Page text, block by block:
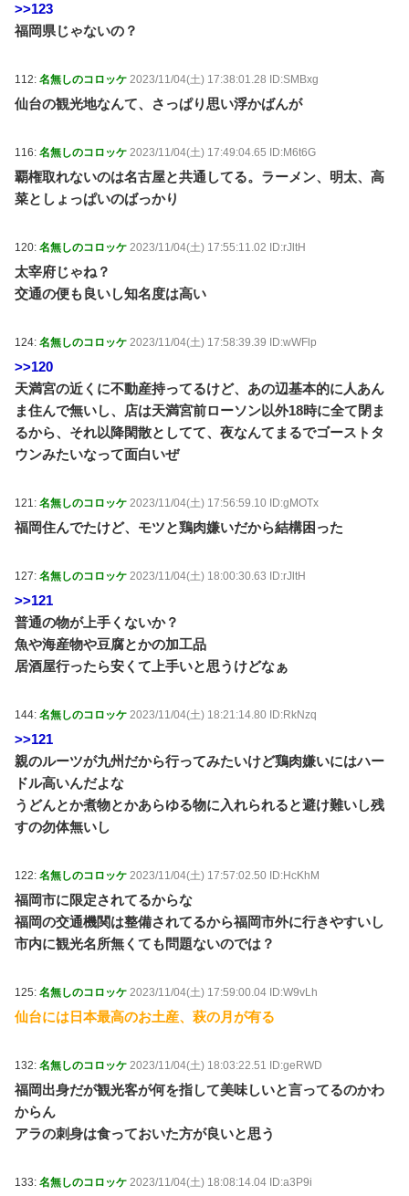
>>123
福岡県じゃないの？
112: 名無しのコロッケ 2023/11/04(土) 17:38:01.28 ID:SMBxg
仙台の観光地なんて、さっぱり思い浮かばんが
116: 名無しのコロッケ 2023/11/04(土) 17:49:04.65 ID:M6t6G
覇権取れないのは名古屋と共通してる。ラーメン、明太、高
菜としょっぱいのばっかり
120: 名無しのコロッケ 2023/11/04(土) 17:55:11.02 ID:rJltH
太宰府じゃね？
交通の便も良いし知名度は高い
124: 名無しのコロッケ 2023/11/04(土) 17:58:39.39 ID:wWFlp
>>120
天満宮の近くに不動産持ってるけど、あの辺基本的に人あん
ま住んで無いし、店は天満宮前ローソン以外18時に全て閉ま
るから、それ以降閑散としてて、夜なんてまるでゴーストタ
ウンみたいなって面白いぜ
121: 名無しのコロッケ 2023/11/04(土) 17:56:59.10 ID:gMOTx
福岡住んでたけど、モツと鶏肉嫌いだから結構困った
127: 名無しのコロッケ 2023/11/04(土) 18:00:30.63 ID:rJltH
>>121
普通の物が上手くないか？
魚や海産物や豆腐とかの加工品
居酒屋行ったら安くて上手いと思うけどなぁ
144: 名無しのコロッケ 2023/11/04(土) 18:21:14.80 ID:RkNzq
>>121
親のルーツが九州だから行ってみたいけど鶏肉嫌いにはハー
ドル高いんだよな
うどんとか煮物とかあらゆる物に入れられると避け難いし残
すの勿体無いし
122: 名無しのコロッケ 2023/11/04(土) 17:57:02.50 ID:HcKhM
福岡市に限定されてるからな
福岡の交通機関は整備されてるから福岡市外に行きやすいし
市内に観光名所無くても問題ないのでは？
125: 名無しのコロッケ 2023/11/04(土) 17:59:00.04 ID:W9vLh
仙台には日本最高のお土産、萩の月が有る
132: 名無しのコロッケ 2023/11/04(土) 18:03:22.51 ID:geRWD
福岡出身だが観光客が何を指して美味しいと言ってるのかわ
からん
アラの刺身は食っておいた方が良いと思う
133: 名無しのコロッケ 2023/11/04(土) 18:08:14.04 ID:a3P9i